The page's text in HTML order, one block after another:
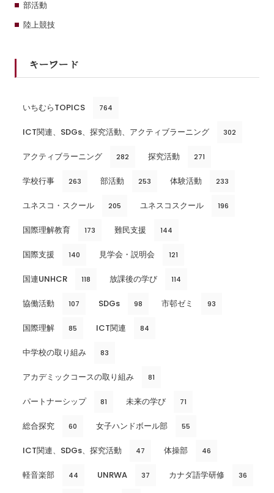
部活動
陸上競技
キーワード
いちむらTOPICS 764
ICT関連、SDGs、探究活動、アクティブラーニング 302
アクティブラーニング 282 探究活動 271
学校行事 263 部活動 253 体験活動 233
ユネスコ・スクール 205 ユネスコスクール 196
国際理解教育 173 難民支援 144
国際支援 140 見学会・説明会 121
国連UNHCR 118 放課後の学び 114
協働活動 107 SDGs 98 市邨ゼミ 93
国際理解 85 ICT関連 84
中学校の取り組み 83
アカデミックコースの取り組み 81
パートナーシップ 81 未来の学び 71
総合探究 60 女子ハンドボール部 55
ICT関連、SDGs、探究活動 47 体操部 46
軽音楽部 44 UNRWA 37 カナダ語学研修 36